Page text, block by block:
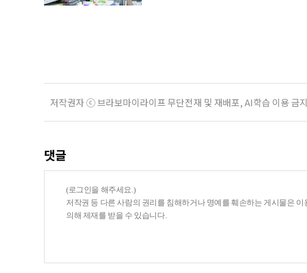
저작권자 ⓒ 브라보마이라이프 무단전재 및 재배포, AI학습 이용 금지
댓글